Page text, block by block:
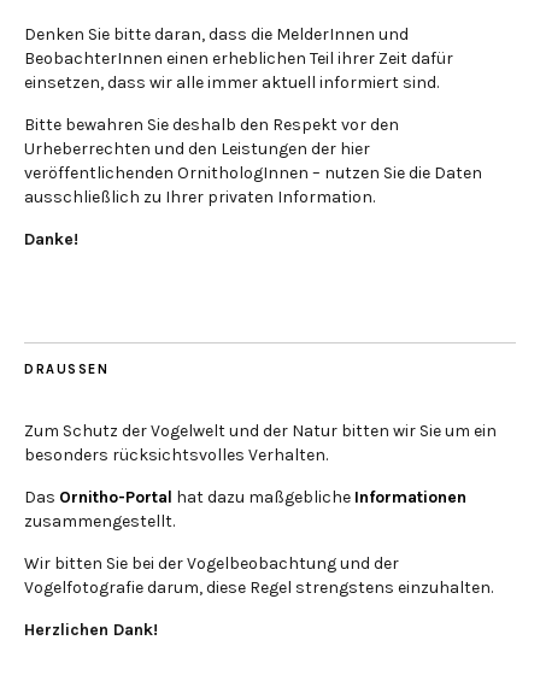
Denken Sie bitte daran, dass die MelderInnen und
BeobachterInnen einen erheblichen Teil ihrer Zeit dafür
einsetzen, dass wir alle immer aktuell informiert sind.
Bitte bewahren Sie deshalb den Respekt vor den
Urheberrechten und den Leistungen der hier
veröffentlichenden OrnithologInnen – nutzen Sie die Daten
ausschließlich zu Ihrer privaten Information.
Danke!
DRAUSSEN
Zum Schutz der Vogelwelt und der Natur bitten wir Sie um ein
besonders rücksichtsvolles Verhalten.
Das Ornitho-Portal hat dazu maßgebliche Informationen
zusammengestellt.
Wir bitten Sie bei der Vogelbeobachtung und der
Vogelfotografie darum, diese Regel strengstens einzuhalten.
Herzlichen Dank!